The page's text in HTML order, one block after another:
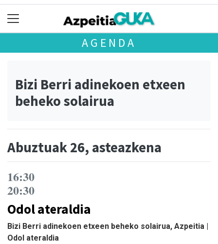
AGENDA
Bizi Berri adinekoen etxeen
beheko solairua
Abuztuak 26, asteazkena
16:30
20:30
Odol ateraldia
Bizi Berri adinekoen etxeen beheko solairua, Azpeitia |
Odol ateraldia